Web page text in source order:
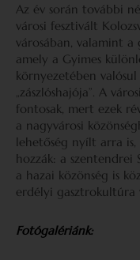
Az év során további
városi fesztivált
városában, valamint a
amely a Gyimes
környezetében valósul
„zászlóshajója”. A
fontosak, mert ezek
a nagyvárosi
lehetőség nyílt arra
hozzák: a szentendrei
a hazai közönség is
erdélyi gasztrokultúra
Fotógalériánk: